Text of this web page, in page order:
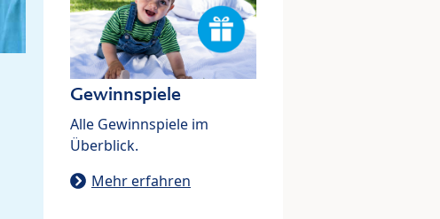
Gewinnspiele
Alle Gewinnspiele im
Überblick.
Mehr erfahren